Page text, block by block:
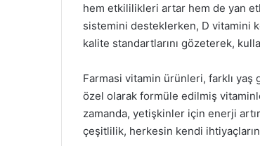
hem etkililikleri artar hem de yan
sistemini desteklerken, D vitamini
kalite standartlarını gözeterek,
Farmasi vitamin ürünleri, farklı
özel olarak formüle edilmiş
zamanda, yetişkinler için enerji
çeşitlilik, herkesin kendi